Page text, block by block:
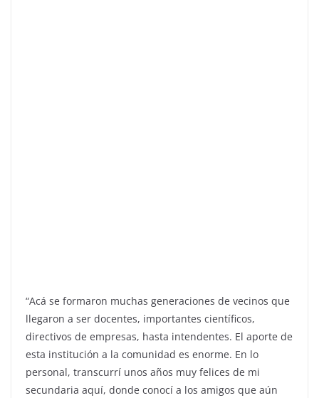
“Acá se formaron muchas generaciones de vecinos que
llegaron a ser docentes, importantes científicos,
directivos de empresas, hasta intendentes. El aporte de
esta institución a la comunidad es enorme. En lo
personal, transcurrí unos años muy felices de mi
secundaria aquí, donde conocí a los amigos que aún